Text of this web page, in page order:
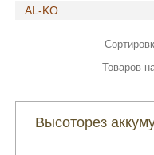
AL-KO
Товаров
Высоторез